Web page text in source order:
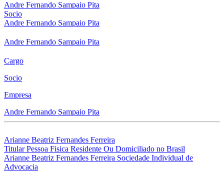
Andre Fernando Sampaio Pita
Socio
Andre Fernando Sampaio Pita
Andre Fernando Sampaio Pita
Cargo
Socio
Empresa
Andre Fernando Sampaio Pita
Arianne Beatriz Fernandes Ferreira
Titular Pessoa Fisica Residente Ou Domiciliado no Brasil
Arianne Beatriz Fernandes Ferreira Sociedade Individual de
Advocacia